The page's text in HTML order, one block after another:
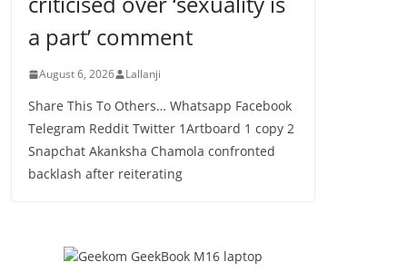
a part’ comment
August 6, 2026 Lallanji
Share This To Others… Whatsapp Facebook
Telegram Reddit Twitter 1Artboard 1 copy 2
Snapchat Akanksha Chamola confronted
backlash after reiterating